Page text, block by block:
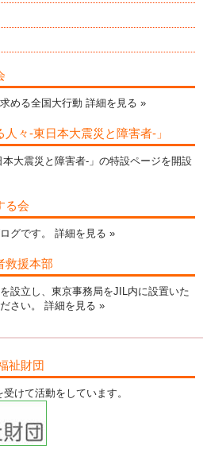
める全国大行動 詳細を見る »
々-東日本大震災と障害者-」
大震災と障害者-」の特設ページを開設
る会
グです。 詳細を見る »
救援本部
設立し、東京事務局をJIL内に設置いた
さい。 詳細を見る »
祉財団
けて活動をしています。